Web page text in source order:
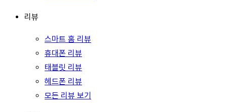
리뷰
스마트 홈 리뷰
휴대폰 리뷰
태블릿 리뷰
헤드폰 리뷰
모든 리뷰 보기